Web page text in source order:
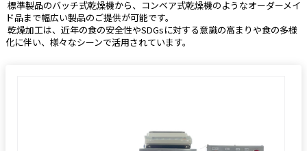
ド品まで幅広い製品のご提供が可能です。
化に伴い、様々なシーンで活用されています。